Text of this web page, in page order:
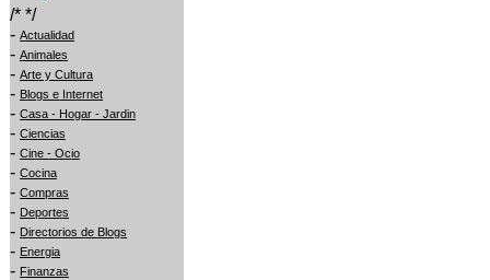
/* */
- Actualidad
- Animales
- Arte y Cultura
- Blogs e Internet
- Casa - Hogar - Jardin
- Ciencias
- Cine - Ocio
- Cocina
- Compras
- Deportes
- Directorios de Blogs
- Energia
- Finanzas